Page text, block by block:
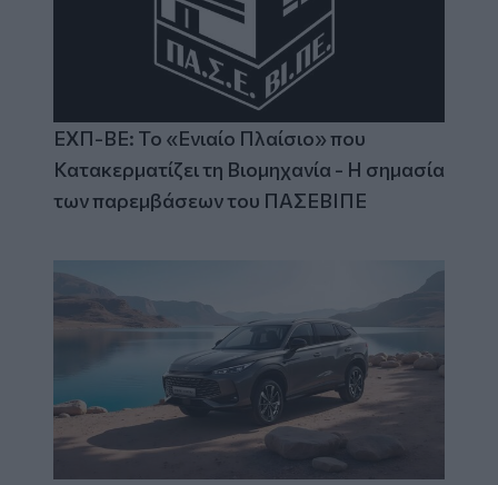
ΕΧΠ-ΒΕ: Το «Ενιαίο Πλαίσιο» που
Κατακερματίζει τη Βιομηχανία - Η σημασία
των παρεμβάσεων του ΠΑΣΕΒΙΠΕ